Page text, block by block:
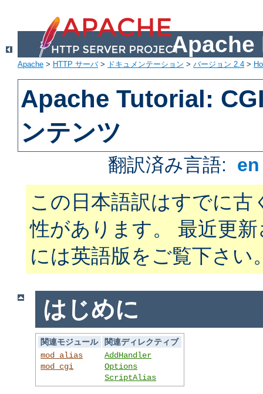
Apache
Apache > HTTP サーバ> ドキュメンテーション > バージョン 2.4 >
Apache Tutorial:
ンテンツ
翻訳済み言語:
この日本語訳はすでに古
性があります。 最近更
には英語版をご覧下さい
はじめに
関連モジュール
関連ディレクティブ
mod_alias
mod_cgi
AddHandler
Options
ScriptAlias